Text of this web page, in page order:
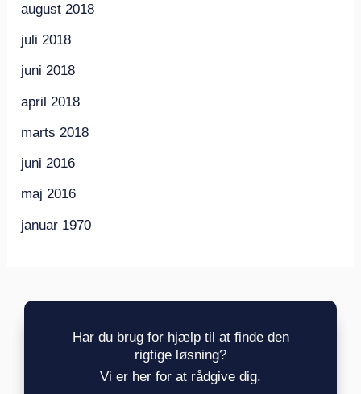
august 2018
juli 2018
juni 2018
april 2018
marts 2018
juni 2016
maj 2016
januar 1970
Har du brug for hjælp til at finde den
rigtige løsning?
Vi er her for at rådgive dig.